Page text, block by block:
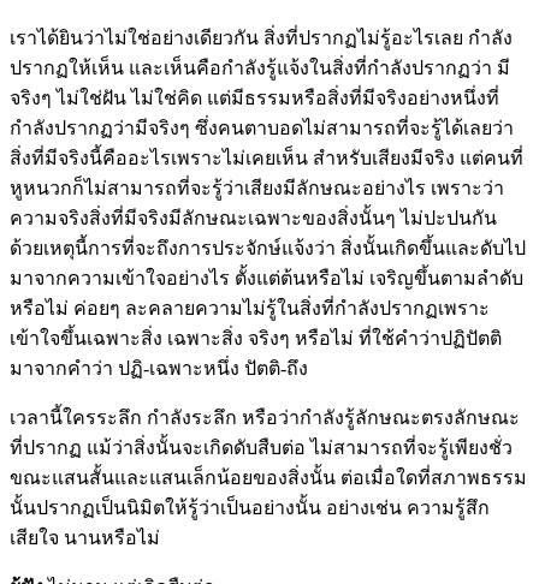
เราได้ยินว่าไม่ใช่อย่างเดียวกัน สิ่งที่ปรากฏไม่รู้อะไรเลย กำลัง
ปรากฏให้เห็น และเห็นคือกำลังรู้แจ้งในสิ่งที่กำลังปรากฏว่า มี
จริงๆ ไม่ใช่ฝัน ไม่ใช่คิด แต่มีธรรมหรือสิ่งที่มีจริงอย่างหนึ่งที่
กำลังปรากฏว่ามีจริงๆ ซึ่งคนตาบอดไม่สามารถที่จะรู้ได้เลยว่า
สิ่งที่มีจริงนี้คืออะไรเพราะไม่เคยเห็น สำหรับเสียงมีจริง แต่คนที่
หูหนวกก็ไม่สามารถที่จะรู้ว่าเสียงมีลักษณะอย่างไร เพราะว่า
ความจริงสิ่งที่มีจริงมีลักษณะเฉพาะของสิ่งนั้นๆ ไม่ปะปนกัน
ด้วยเหตุนี้การที่จะถึงการประจักษ์แจ้งว่า สิ่งนั้นเกิดขึ้นและดับไป
มาจากความเข้าใจอย่างไร ตั้งแต่ต้นหรือไม่ เจริญขึ้นตามลำดับ
หรือไม่ ค่อยๆ ละคลายความไม่รู้ในสิ่งที่กำลังปรากฏเพราะ
เข้าใจขึ้นเฉพาะสิ่ง เฉพาะสิ่ง จริงๆ หรือไม่ ที่ใช้คำว่าปฏิปัตติ
มาจากคำว่า ปฏิ-เฉพาะหนึ่ง ปัตติ-ถึง
เวลานี้ใครระลึก กำลังระลึก หรือว่ากำลังรู้ลักษณะตรงลักษณะ
ที่ปรากฏ แม้ว่าสิ่งนั้นจะเกิดดับสืบต่อ ไม่สามารถที่จะรู้เพียงชั่ว
ขณะแสนสั้นและแสนเล็กน้อยของสิ่งนั้น ต่อเมื่อใดที่สภาพธรรม
นั้นปรากฏเป็นนิมิตให้รู้ว่าเป็นอย่างนั้น อย่างเช่น ความรู้สึก
เสียใจ นานหรือไม่